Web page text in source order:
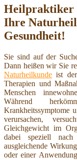
Heilpraktiker
Ihre
Gesundheit!
Sie sind auf der
Dann heißen wir Sie
Naturheilkunde ist
Therapien und
Menschen
Während
Krankheitssymptome
verursachen,
Gleichgewicht im
dabei speziell
ausgleichende
oder einer